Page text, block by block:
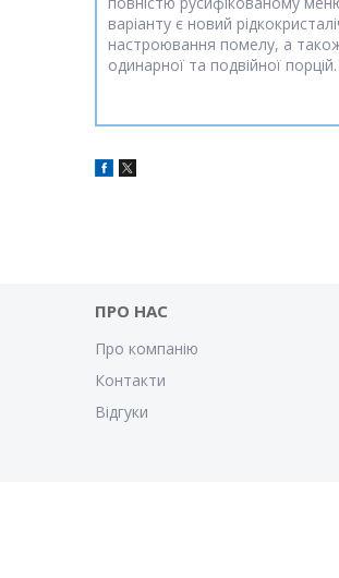
варіанту є новий
настроювання помелу, а
одинарної та подвійної порцій.
ПРО НАС
Про компанію
Контакти
Відгуки